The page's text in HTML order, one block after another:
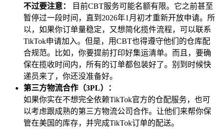
不过要注意：
目前CBT服务可能名额有限。它之前甚至
暂停过一段时间，直到2026年1月初才重新开放申请。所
以，如果你订单量稳定，又想简化揽件流程，可以联系
TikTok申请加入。但是，用CBT也得遵守他们的仓库配
合规范。比如，你要提前打印好集运清单。而且，要确
保在揽收时间内，所有的订单都包装好了。别到时候快
递员来了，你还没准备好。
第三方物流合作（3PL）：
如果你实在不想完全依赖TikTok官方的仓配服务，也可
以考虑跟成熟的第三方物流公司合作。让他们来帮你保
管在美国的库存，并完成TikTok订单的配送。